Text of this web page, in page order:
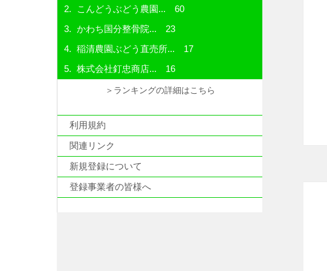
こんどうぶどう農園... 60
かわち国分整骨院... 23
稲清農園ぶどう直売所... 17
株式会社釘忠商店... 16
＞ランキングの詳細はこちら
利用規約
関連リンク
新規登録について
登録事業者の皆様へ